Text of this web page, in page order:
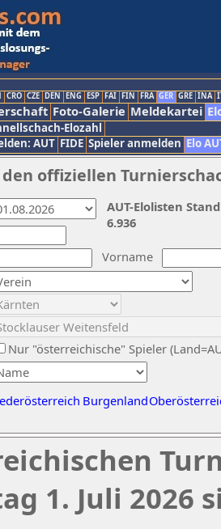
CRO CZE DEN ENG ESP FAI FIN FRA GER GRE INA
Foto-Galerie Meldekartei
Elozahl
AUT FIDE Spieler anmelden Elo
offiziellen
Vorname
Nur "österreichische" Spieler
Burgenland
AUT-Elolisten
6.936
1. Juli 2026